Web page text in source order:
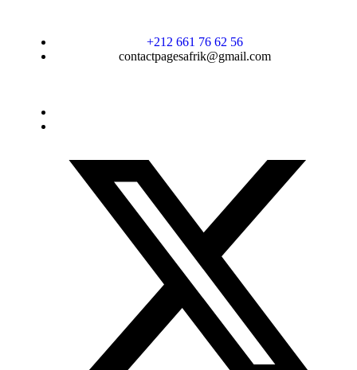
+212 661 76 62 56
contactpagesafrik@gmail.com